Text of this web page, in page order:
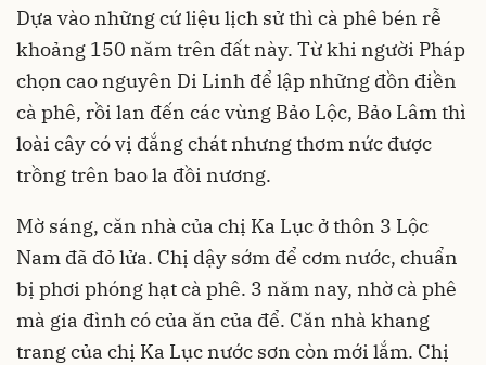
Dựa vào những cứ liệu lịch sử thì cà phê bén rễ
khoảng 150 năm trên đất này. Từ khi người Pháp
chọn cao nguyên Di Linh để lập những đồn điền
cà phê, rồi lan đến các vùng Bảo Lộc, Bảo Lâm thì
loài cây có vị đắng chát nhưng thơm nức được
trồng trên bao la đồi nương.
Mờ sáng, căn nhà của chị Ka Lục ở thôn 3 Lộc
Nam đã đỏ lửa. Chị dậy sớm để cơm nước, chuẩn
bị phơi phóng hạt cà phê. 3 năm nay, nhờ cà phê
mà gia đình có của ăn của để. Căn nhà khang
trang của chị Ka Lục nước sơn còn mới lắm. Chị